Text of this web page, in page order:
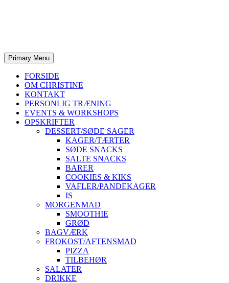
Primary Menu
FORSIDE
OM CHRISTINE
KONTAKT
PERSONLIG TRÆNING
EVENTS & WORKSHOPS
OPSKRIFTER
DESSERT/SØDE SAGER
KAGER/TÆRTER
SØDE SNACKS
SALTE SNACKS
BARER
COOKIES & KIKS
VAFLER/PANDEKAGER
IS
MORGENMAD
SMOOTHIE
GRØD
BAGVÆRK
FROKOST/AFTENSMAD
PIZZA
TILBEHØR
SALATER
DRIKKE